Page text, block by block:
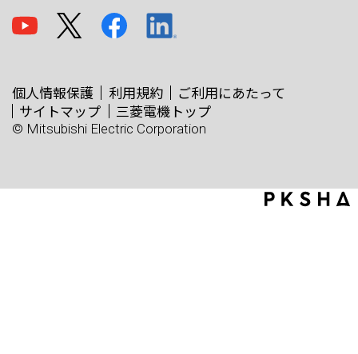
個人情報保護 利用規約
ご利用にあたって
サイトマップ
三菱電機トップ
© Mitsubishi Electric Corporation